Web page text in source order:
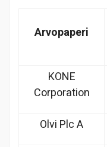
Arvopaperi
KONE
Corporation
Olvi Plc A